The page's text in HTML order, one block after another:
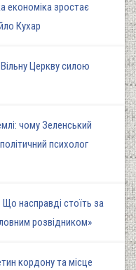
економіка зростає
Кухар
Церкву силою
чому Зеленський
психолог
Що насправді стоїть за
розвідником»
кордону та місце